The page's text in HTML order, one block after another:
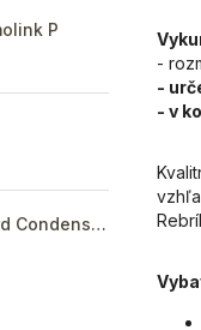
P
Protherm Gepard Condens 18/25 MKV + Thermolink P
-
-
- v